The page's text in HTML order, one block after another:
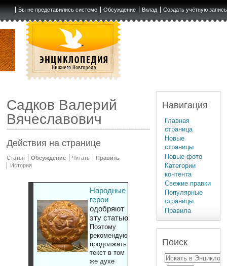
Вы не представились системе Обсуждение Вклад Создать учётную запись
Садков Валерий
Вячеславович
Действия на странице
Статья Обсуждение Читать
Править
История
Народные
герои
одобряют
эту статью
Поэтому
рекомендуют
продолжать
текст в том
же духе
Навигация
Главная
страница
Новые
страницы
Новые фото
Категории
контента
Свежие правки
Популярные
страницы
Правила
Поиск